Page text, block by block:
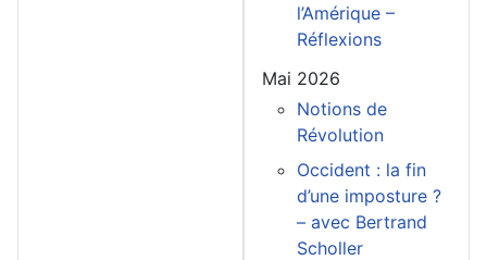
l’Amérique –
Réflexions
Mai 2026
Notions de
Révolution
Occident : la fin
d’une imposture ?
– avec Bertrand
Scholler